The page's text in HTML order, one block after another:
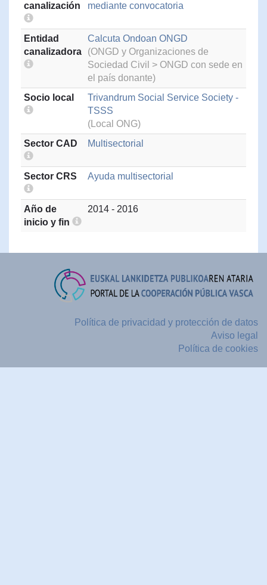
canalización
mediante convocatoria
Entidad
canalizadora
Calcuta Ondoan ONGD
(ONGD y Organizaciones de
Sociedad Civil > ONGD con sede en
el país donante)
Socio local
Trivandrum Social Service Society -
TSSS
(Local ONG)
Sector CAD
Multisectorial
Sector CRS Ayuda multisectorial
Año de
inicio y fin
2014 - 2016
Política de privacidad y protección de datos
Aviso legal
Política de cookies